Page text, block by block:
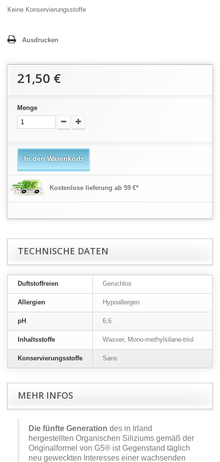
Keine Konservierungsstoffe
Ausdrucken
21,50 €
Menge
In den Warenkorb
Kostenlose lieferung ab 59 €*
TECHNISCHE DATEN
Duftstoffreien Geruchlos
Allergien Hypoallergen
pH 6,6
Inhaltsstoffe Wasser, Mono-methylsilane-triol
Konservierungsstoffe Sans
MEHR INFOS
Die fünfte Generation des in Irland
hergestellten Organischen Siliziums gemäß der
Originalformel von G5® ist Gegenstand täglich
neu geweckten Interesses einer wachsenden